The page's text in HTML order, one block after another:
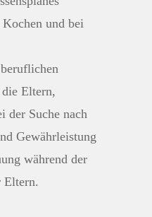
und bei
Eltern,
der Suche nach
Gewährleistung
während der
Eltern.